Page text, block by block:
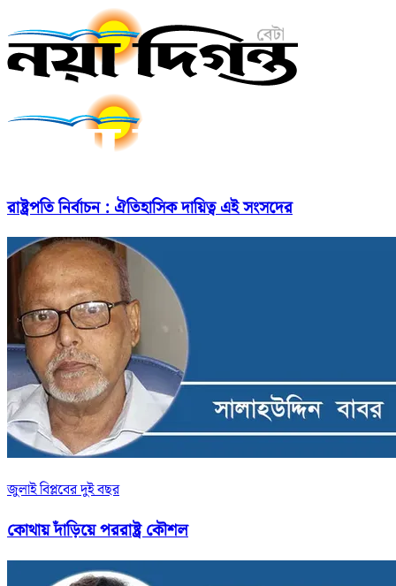
রাষ্ট্রপতি নির্বাচন : ঐতিহাসিক দায়িত্ব এই সংসদের
জুলাই বিপ্লবের দুই বছর
কোথায় দাঁড়িয়ে পররাষ্ট্র কৌশল